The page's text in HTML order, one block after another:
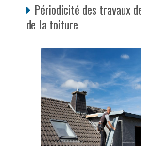
Périodicité des travaux
de la toiture